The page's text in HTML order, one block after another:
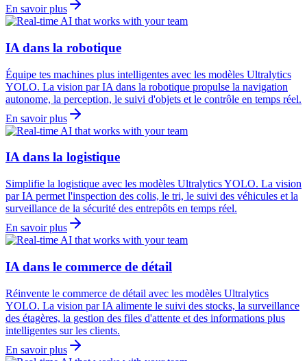
En savoir plus
IA dans la robotique
Équipe tes machines plus intelligentes avec les modèles Ultralytics
YOLO. La vision par IA dans la robotique propulse la navigation
autonome, la perception, le suivi d'objets et le contrôle en temps réel.
En savoir plus
IA dans la logistique
Simplifie la logistique avec les modèles Ultralytics YOLO. La vision
par IA permet l'inspection des colis, le tri, le suivi des véhicules et la
surveillance de la sécurité des entrepôts en temps réel.
En savoir plus
IA dans le commerce de détail
Réinvente le commerce de détail avec les modèles Ultralytics
YOLO. La vision par IA alimente le suivi des stocks, la surveillance
des étagères, la gestion des files d'attente et des informations plus
intelligentes sur les clients.
En savoir plus